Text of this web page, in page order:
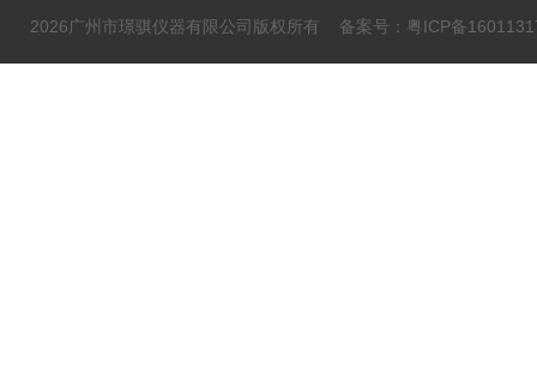
2026广州市璟骐仪器有限公司版权所有 备案号：粤ICP备